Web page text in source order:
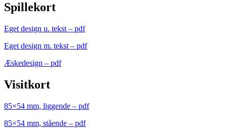
Spillekort
Eget design u. tekst – pdf
Eget design m. tekst – pdf
Æskedesign – pdf
Visitkort
85×54 mm, liggende – pdf
85×54 mm, stående – pdf